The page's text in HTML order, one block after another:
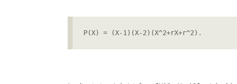
P(X) = (X-1)(X-2)(X^2+rX+r^2).